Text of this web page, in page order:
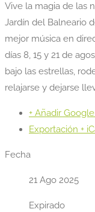
Vive la magia de las
Jardín del Balneario
mejor música en
días 8, 15 y 21 de
bajo las estrellas,
relajarse y dejarse
+ Añadir
Exportación +
Fecha
21 Ago 2025
Expirado